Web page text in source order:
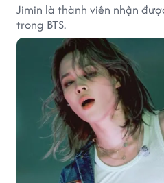
Jimin là thành viên nhận
trong BTS.